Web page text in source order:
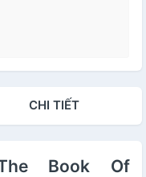
CHI TIẾT
Book Of